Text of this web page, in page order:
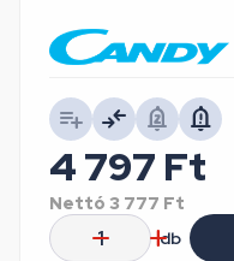
4 797 Ft
Nettó 3 777 Ft
db